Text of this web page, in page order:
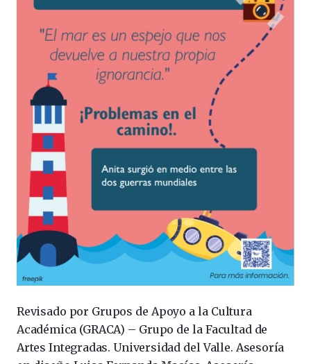
Revisado por Grupos de Apoyo a la Cultura
Académica (GRACA) – Grupo de la Facultad de
Artes Integradas. Universidad del Valle. Asesoría